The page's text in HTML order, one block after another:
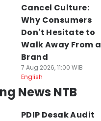
Cancel Culture:
Why Consumers
Don't Hesitate to
Walk Away From a
Brand
7 Aug 2026, 11:00 WIB
English
News NTB
PDIP Desak Audit